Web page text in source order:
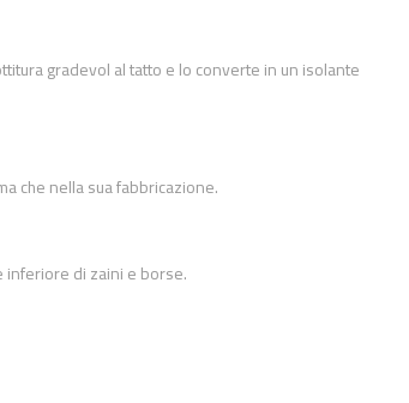
gradevol al tatto e lo converte in un isolante
che nella sua fabbricazione.
inferiore di zaini e borse.